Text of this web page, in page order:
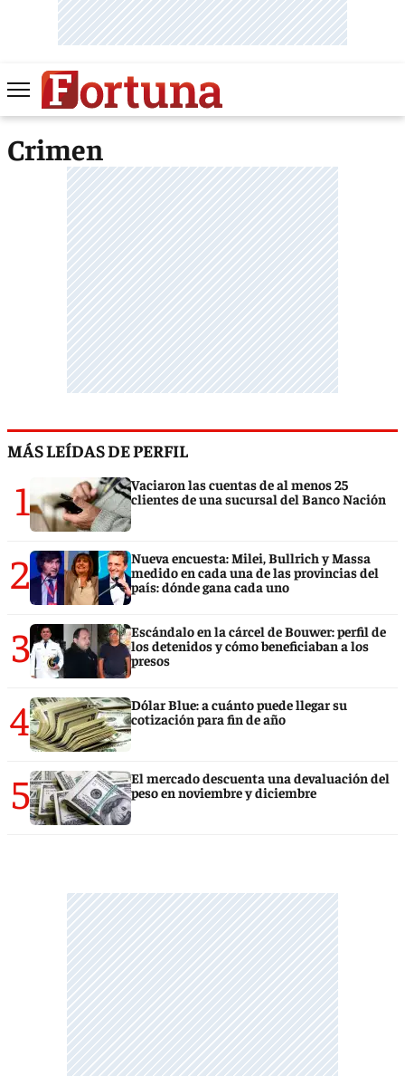
Crimen
MÁS LEÍDAS DE PERFIL
1
Vaciaron las cuentas de al menos 25
clientes de una sucursal del Banco Nación
2
Nueva encuesta: Milei, Bullrich y Massa
medido en cada una de las provincias del
país: dónde gana cada uno
3
Escándalo en la cárcel de Bouwer: perfil de
los detenidos y cómo beneficiaban a los
presos
4
Dólar Blue: a cuánto puede llegar su
cotización para fin de año
5
El mercado descuenta una devaluación del
peso en noviembre y diciembre